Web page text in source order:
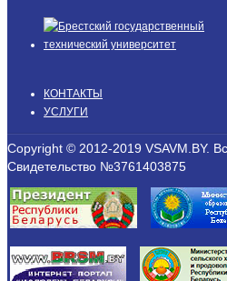
КОНТАКТЫ
УСЛУГИ
Copyright © 2012-2019 VSAVM.BY.
Свидетельство №3761403875